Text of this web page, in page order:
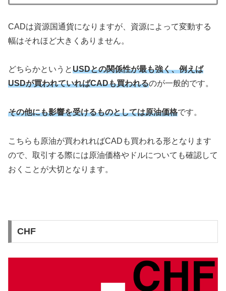
CADは資源国通貨になりますが、資源によって変動する
幅はそれほど大きくありません。
どちらかというとUSDとの関係性が最も強く、例えば
USDが買われていればCADも買われるのが一般的です。
その他にも影響を受けるものとしては原油価格です。
こちらも原油が買われればCADも買われる形となります
ので、取引する際には原油価格やドルについても確認して
おくことが大切となります。
CHF